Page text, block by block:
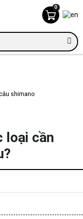
0
shimano
loại cần